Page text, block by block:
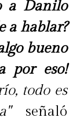
a Danilo
a hablar?
bueno
por eso!
todo es
señaló